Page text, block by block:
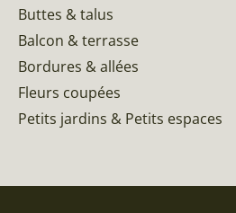
Buttes & talus
Balcon & terrasse
Bordures & allées
Fleurs coupées
Petits jardins & Petits espaces